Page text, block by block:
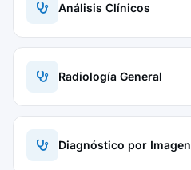
Análisis Clínicos
Radiología General
Diagnóstico por Imagen